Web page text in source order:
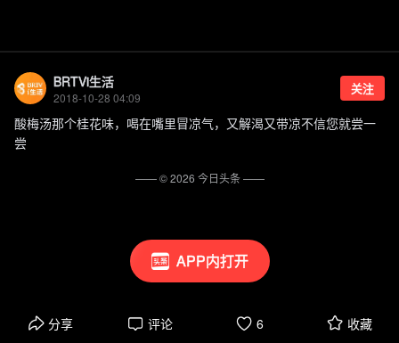
APP内打开
BRTVi生活
2018-10-28 04:09
关注
酸梅汤那个桂花味，喝在嘴里冒凉气，又解渴又带凉不信您就尝一
尝
分享 评论 6 收藏
—— ©2026 今日头条——